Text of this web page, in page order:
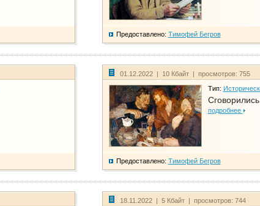
Предоставлено: Тимофей Бегров
01.12.2022 | 10 Кбайт | просмотров: 755
Тип:
Сговорились
подробнее
Предоставлено: Тимофей Бегров
18.11.2022 | 5 Кбайт | просмотров: 744